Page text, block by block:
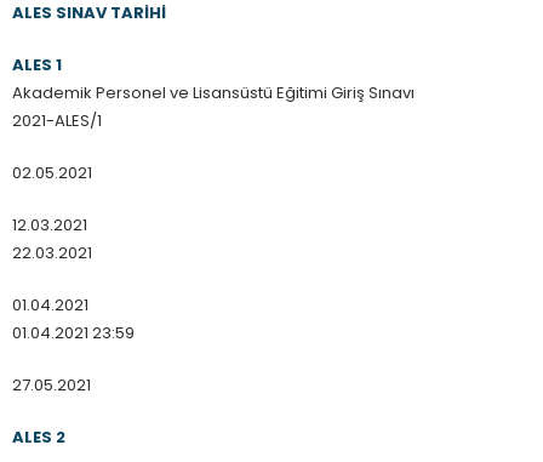
ALES SINAV TARİHİ
ALES 1
Akademik Personel ve Lisansüstü Eğitimi Giriş Sınavı
2021-ALES/1
02.05.2021
12.03.2021
22.03.2021
01.04.2021
01.04.2021 23:59
27.05.2021
ALES 2